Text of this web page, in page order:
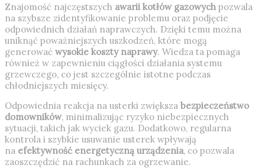
Znajomość najczęstszych awarii kotłów gazowych pozwala
na szybsze zidentyfikowanie problemu oraz podjęcie
odpowiednich działań naprawczych. Dzięki temu można
uniknąć poważniejszych uszkodzeń, które mogą
generować wysokie koszty naprawy. Wiedza ta pomaga
również w zapewnieniu ciągłości działania systemu
grzewczego, co jest szczególnie istotne podczas
chłodniejszych miesięcy.
Odpowiednia reakcja na usterki zwiększa bezpieczeństwo
domowników, minimalizując ryzyko niebezpiecznych
sytuacji, takich jak wyciek gazu. Dodatkowo, regularna
kontrola i szybkie usuwanie usterek wpływają
na efektywność energetyczną urządzenia, co pozwala
zaoszczędzić na rachunkach za ogrzewanie.